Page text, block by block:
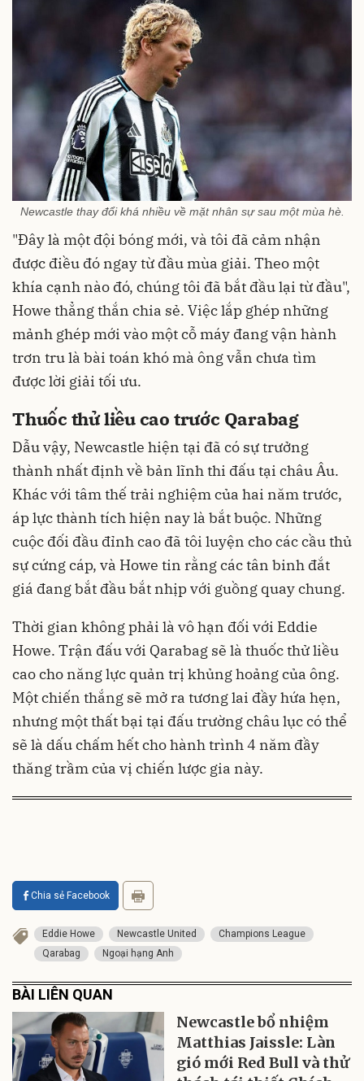
Newcastle thay đổi khá nhiều về mặt nhân sự sau một mùa hè.
"Đây là một đội bóng mới, và tôi đã cảm nhận
được điều đó ngay từ đầu mùa giải. Theo một
khía cạnh nào đó, chúng tôi đã bắt đầu lại từ đầu",
Howe thẳng thắn chia sẻ. Việc lắp ghép những
mảnh ghép mới vào một cỗ máy đang vận hành
trơn tru là bài toán khó mà ông vẫn chưa tìm
được lời giải tối ưu.
Thuốc thử liều cao trước Qarabag
Dẫu vậy, Newcastle hiện tại đã có sự trưởng
thành nhất định về bản lĩnh thi đấu tại châu Âu.
Khác với tâm thế trải nghiệm của hai năm trước,
áp lực thành tích hiện nay là bắt buộc. Những
cuộc đối đầu đỉnh cao đã tôi luyện cho các cầu thủ
sự cứng cáp, và Howe tin rằng các tân binh đắt
giá đang bắt đầu bắt nhịp với guồng quay chung.
Thời gian không phải là vô hạn đối với Eddie
Howe. Trận đấu với Qarabag sẽ là thuốc thử liều
cao cho năng lực quản trị khủng hoảng của ông.
Một chiến thắng sẽ mở ra tương lai đầy hứa hẹn,
nhưng một thất bại tại đấu trường châu lục có thể
sẽ là dấu chấm hết cho hành trình 4 năm đầy
thăng trầm của vị chiến lược gia này.
Chia sẻ Facebook
Eddie Howe Newcastle United
Champions League
Qarabag
Ngoại hạng Anh
BÀI LIÊN QUAN
Newcastle bổ nhiệm
Matthias Jaissle: Làn
gió mới Red Bull và thử